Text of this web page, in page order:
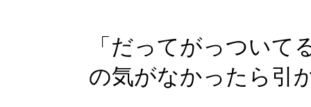
「だってがっつい
の気がなかったら引